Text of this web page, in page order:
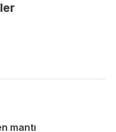
mantı